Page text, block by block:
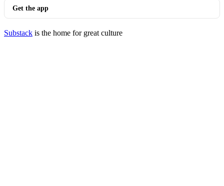
Get the app
Substack is the home for great culture